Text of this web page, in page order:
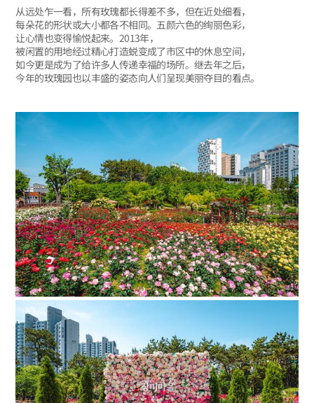
从远处乍一看，所有玫瑰都长得差不多，但在近处细看，
每朵花的形状或大小都各不相同。五颜六色的绚丽色彩，
让心情也变得愉悦起来。2013年，
被闲置的用地经过精心打造蜕变成了市区中的休息空间，
如今更是成为了给许多人传递幸福的场所。继去年之后，
今年的玫瑰园也以丰盛的姿态向人们呈现美丽夺目的看点。